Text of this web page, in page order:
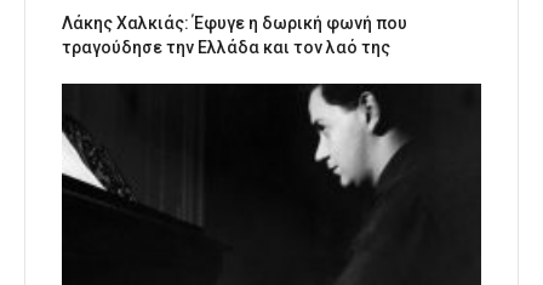
Λάκης Χαλκιάς: Έφυγε η δωρική φωνή που
τραγούδησε την Ελλάδα και τον λαό της